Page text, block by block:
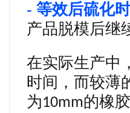
- 等效后硫化
产品脱模后继
在实际生产中
时间，而较薄
为10mm的橡